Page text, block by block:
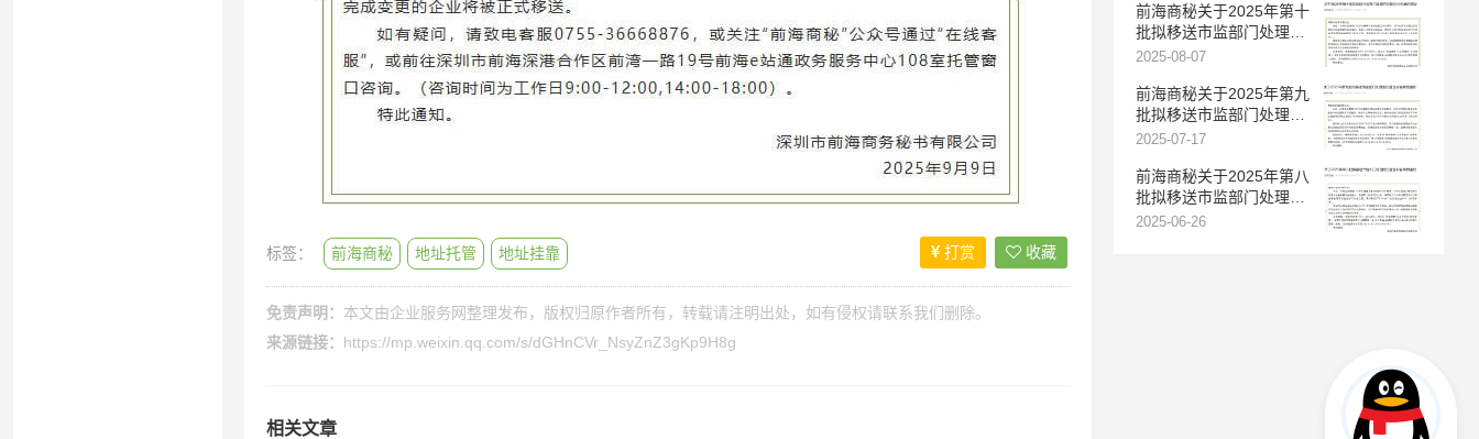
标签： 前海商秘 地址托管 地址挂靠 打赏 收藏
免责声明： 本文由企业服务网整理发布，版权归原作者所有，转载请注明出处，如有侵权请联系我们删除。
来源链接： https://mp.weixin.qq.com/s/dGHnCVr_NsyZnZ3gKp9H8g
相关文章
前海商秘关于2025年第十
批拟移送市监部门处理的
托管企业名单的通知
2025-08-07
前海商秘关于2025年第九
批拟移送市监部门处理的
托管企业名单的通知
2025-07-17
前海商秘关于2025年第八
批拟移送市监部门处理的
托管企业名单的通知
2025-06-26